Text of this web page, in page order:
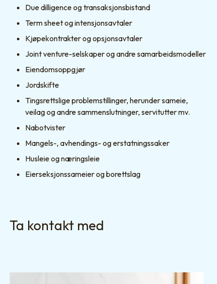
Due dilligence og transaksjonsbistand
Term sheet og intensjonsavtaler
Kjøpekontrakter og opsjonsavtaler
Joint venture-selskaper og andre samarbeidsmodeller
Eiendomsoppgjør
Jordskifte
Tingsrettslige problemstillinger, herunder sameie,
veilag og andre sammenslutninger, servitutter mv.
Nabotvister
Mangels-, avhendings- og erstatningssaker
Husleie og næringsleie
Eierseksjonssameier og borettslag
Ta kontakt med